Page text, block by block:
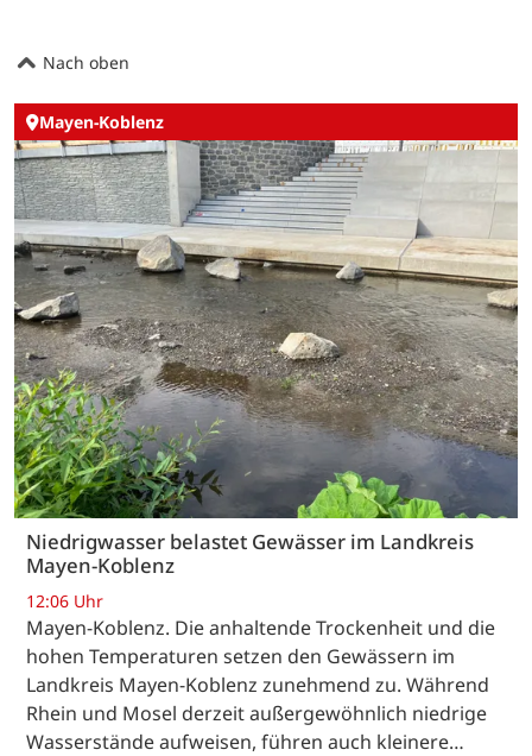
Nach oben
Mayen-Koblenz
Niedrigwasser belastet Gewässer im Landkreis
Mayen-Koblenz
12:06 Uhr
Mayen-Koblenz. Die anhaltende Trockenheit und die
hohen Temperaturen setzen den Gewässern im
Landkreis Mayen-Koblenz zunehmend zu. Während
Rhein und Mosel derzeit außergewöhnlich niedrige
Wasserstände aufweisen, führen auch kleinere…